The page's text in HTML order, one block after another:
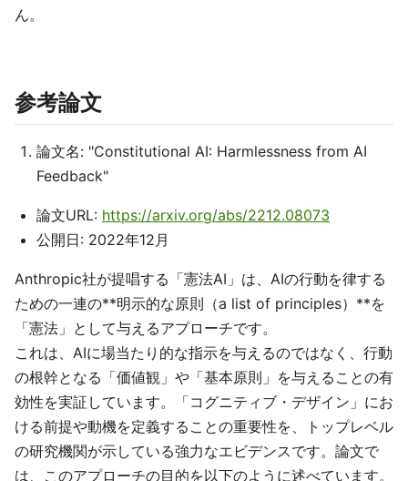
ん。
参考論文
論文名: "Constitutional AI: Harmlessness from AI
Feedback"
論文URL: https://arxiv.org/abs/2212.08073
公開日: 2022年12月
Anthropic社が提唱する「憲法AI」は、AIの行動を律する
ための一連の**明示的な原則（a list of principles）**を
「憲法」として与えるアプローチです。
これは、AIに場当たり的な指示を与えるのではなく、行動
の根幹となる「価値観」や「基本原則」を与えることの有
効性を実証しています。「コグニティブ・デザイン」にお
ける前提や動機を定義することの重要性を、トップレベル
の研究機関が示している強力なエビデンスです。論文で
は、このアプローチの目的を以下のように述べています。